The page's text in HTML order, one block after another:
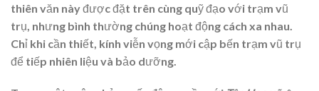
thiên văn này được đặt trên cùng quỹ đạo với trạm vũ
trụ, nhưng bình thường chúng hoạt động cách xa nhau.
Chỉ khi cần thiết, kính viễn vọng mới cập bến trạm vũ trụ
để tiếp nhiên liệu và bảo dưỡng.